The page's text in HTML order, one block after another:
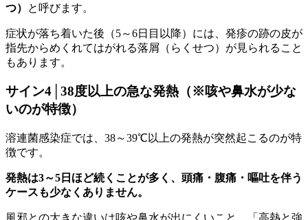
つ）
と呼びます。
症状が落ち着いた後（5～6日目以降）には、発疹の跡の皮が
指先からめくれてはがれる落屑（らくせつ）が見られること
もあります。
サイン4│38度以上の急な発熱（※咳や鼻水が少な
いのが特徴）
溶連菌感染症では、38～39℃以上の発熱が突然起こるのが特
徴です。
発熱は3～5日ほど続くことが多く、頭痛・腹痛・嘔吐を伴う
ケースも少なくありません。